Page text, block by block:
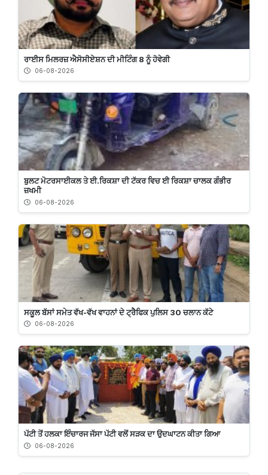
ਰਾਈਸ ਮਿਲਰਜ਼ ਐਸੋਸੀਏਸ਼ਨ ਦੀ ਮੀਟਿੰਗ 8 ਨੂੰ ਹੋਵੇਗੀ
06-08-2026
ਬੁਲਟ ਮੋਟਰਸਾਈਕਲ ਤੇ ਈ.ਰਿਕਸ਼ਾ ਦੀ ਟੱਕਰ ਵਿਚ ਈ ਰਿਕਸ਼ਾ ਚਾਲਕ ਗੰਭੀਰ
ਜ਼ਖਮੀ
06-08-2026
ਸਕੂਲ ਬੱਸਾਂ ਸਮੇਤ ਵੱਖ-ਵੱਖ ਵਾਹਨਾਂ ਦੇ ਟ੍ਰੈਫਿਕ ਪੁਲਿਸ 30 ਚਲਾਨ ਕੱਟੇ
06-08-2026
ਪੱਟੀ ਤੋਂ ਹਲਕਾ ਇੰਚਾਰਜ ਜੱਸਾ ਪੱਟੀ ਵਲੋਂ ਸੜਕ ਦਾ ਉਦਘਾਟਨ ਕੀਤਾ ਗਿਆ
06-08-2026